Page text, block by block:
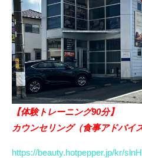
【体験トレーニング90分】
カウンセリング（食事アドバイ
https://beauty.hotpepper.jp/kr/